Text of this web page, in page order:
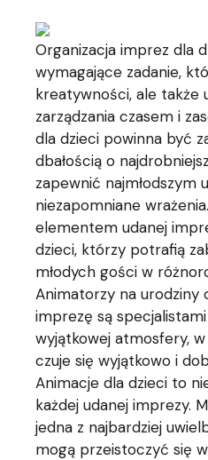
Organizacja imprez dla
wymagające zadanie,
kreatywności, ale także
zarządzania czasem i
dla dzieci powinna być
dbałością o
zapewnić najmłodszym
niezapomniane
elementem udanej
dzieci, którzy potrafią
młodych gości w
Animatorzy na urodziny
imprezę są
wyjątkowej atmosfery,
czuje się wyjątkowo i
Animacje dla dzieci to
każdej udanej imprezy.
jedna z najbardziej
mogą przeistoczyć się